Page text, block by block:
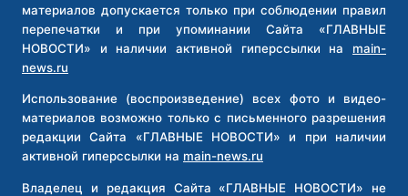
материалов допускается только при соблюдении правил
перепечатки и при упоминании Сайта «ГЛАВНЫЕ
НОВОСТИ» и наличии активной гиперссылки на main-
news.ru
Использование (воспроизведение) всех фото и видео-
материалов возможно только с письменного разрешения
редакции Сайта «ГЛАВНЫЕ НОВОСТИ» и при наличии
активной гиперссылки на main-news.ru
Владелец и редакция Сайта «ГЛАВНЫЕ НОВОСТИ» не